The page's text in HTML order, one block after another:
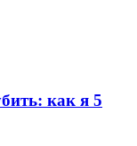
как я 5